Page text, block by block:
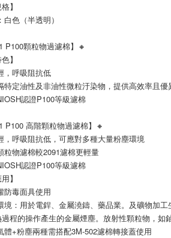
】
色（半透明）
P100顆粒物過濾棉】🔸
】
呼吸阻抗低
定油性及非油性微粒汙染物，提供高效率且優
認證P100等級濾棉
P100 高階顆粒物過濾棉】🔸
呼吸阻抗低，可應對多種大量粉塵環境
物濾棉較2091濾棉更輕量
認證P100等級濾棉
】
毒面具使用
：用於電銲、金屬澆鑄、藥品業。及礦物加
程的操作產生的金屬煙塵。放射性顆粒物，如
+粉塵兩種需搭配3M-502濾棉轉接蓋使用